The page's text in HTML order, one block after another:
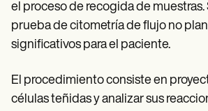
el proceso de recogida de muestras.
prueba de citometría de flujo no
significativos para el paciente.
El procedimiento consiste en
células teñidas y analizar sus